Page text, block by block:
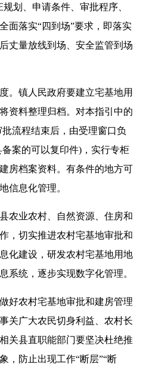
划、申请条件、审批程序、
面落实“四到场”要求，即落实
丈量放线到场、安全监管到场
镇人民政府要建立宅基地用
资料整理归档。对本指引中的
流程结束后，由受理窗口负
案的可以复印件)，实行专柜
房档案资料。有条件的地方可
信息化管理。
业农村、自然资源、住房和
，切实推进农村宅基地审批和
化建设，研发农村宅基地用地
系统，逐步实现数字化管理。
农村宅基地审批和建房管理
关广大农民切身利益、农村长
关县直职能部门要坚决杜绝推
，防止出现工作“断层”“断